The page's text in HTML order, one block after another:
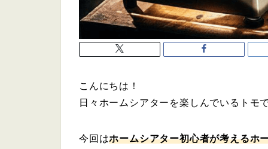
こんにちは！
日々ホームシアターを楽しんでいるトモ
今回はホームシアター初心者が考えるホ